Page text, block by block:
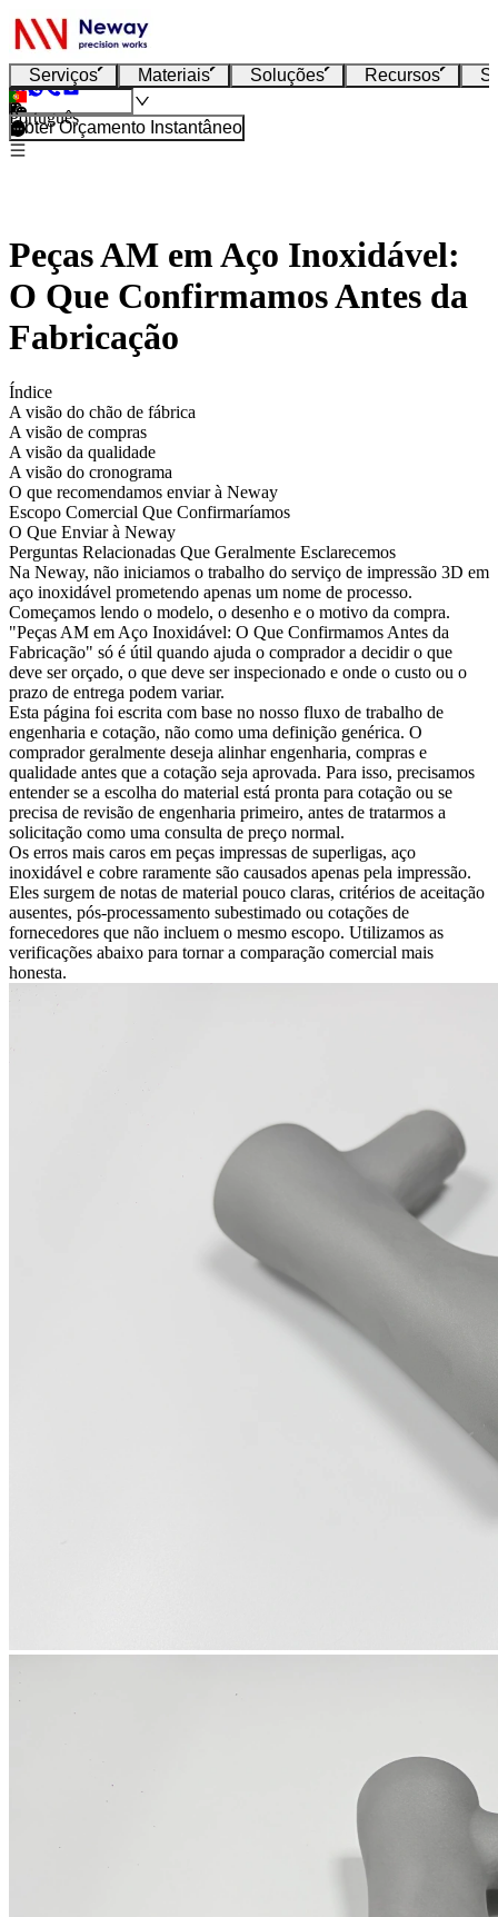
Serviços Materiais Soluções Recursos
Português
Obter Orçamento Instantâneo
Peças AM em Aço Inoxidável:
O Que Confirmamos Antes da
Fabricação
Índice
A visão do chão de fábrica
A visão de compras
A visão da qualidade
A visão do cronograma
O que recomendamos enviar à Neway
Escopo Comercial Que Confirmaríamos
O Que Enviar à Neway
Perguntas Relacionadas Que Geralmente Esclarecemos
Na Neway, não iniciamos o trabalho do serviço de impressão 3D em
aço inoxidável prometendo apenas um nome de processo.
Começamos lendo o modelo, o desenho e o motivo da compra.
"Peças AM em Aço Inoxidável: O Que Confirmamos Antes da
Fabricação" só é útil quando ajuda o comprador a decidir o que
deve ser orçado, o que deve ser inspecionado e onde o custo ou o
prazo de entrega podem variar.
Esta página foi escrita com base no nosso fluxo de trabalho de
engenharia e cotação, não como uma definição genérica. O
comprador geralmente deseja alinhar engenharia, compras e
qualidade antes que a cotação seja aprovada. Para isso, precisamos
entender se a escolha do material está pronta para cotação ou se
precisa de revisão de engenharia primeiro, antes de tratarmos a
solicitação como uma consulta de preço normal.
Os erros mais caros em peças impressas de superligas, aço
inoxidável e cobre raramente são causados apenas pela impressão.
Eles surgem de notas de material pouco claras, critérios de aceitação
ausentes, pós-processamento subestimado ou cotações de
fornecedores que não incluem o mesmo escopo. Utilizamos as
verificações abaixo para tornar a comparação comercial mais
honesta.